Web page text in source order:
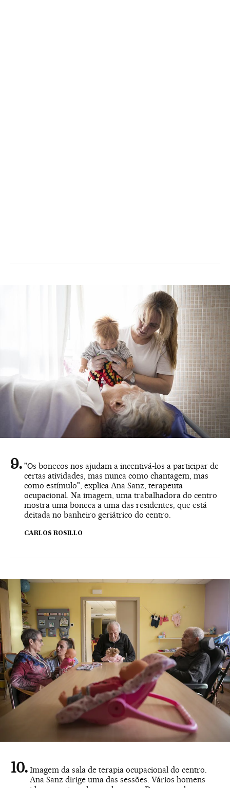
"Os bonecos nos ajudam a incentivá-los a participar de
certas atividades, mas nunca como chantagem, mas
como estímulo", explica Ana Sanz, terapeuta
ocupacional. Na imagem, uma trabalhadora do centro
mostra uma boneca a uma das residentes, que está
deitada no banheiro geriátrico do centro.
CARLOS ROSILLO
Imagem da sala de terapia ocupacional do centro.
Ana Sanz dirige uma das sessões. Vários homens